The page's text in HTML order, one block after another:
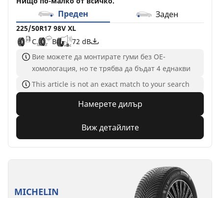
Преден Заден
225/50R17 98V XL
C
B
72 dB
Вие можете да монтирате гуми без ОЕ-
хомологация, но те трябва да бъдат 4 еднакви
This article is not an exact match to your search
Намерете дилър
Виж детайлите
MICHELIN